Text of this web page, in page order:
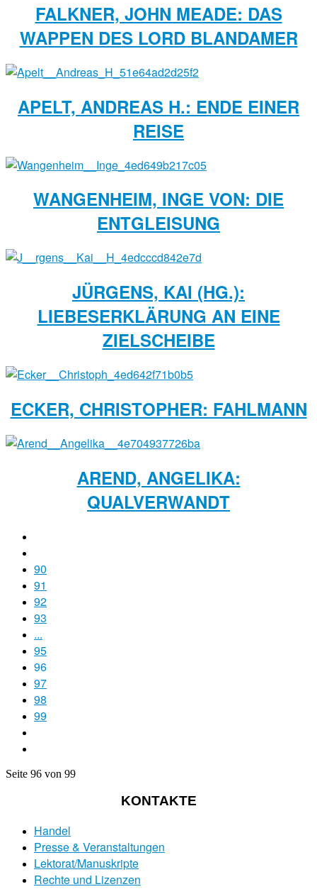
FALKNER, JOHN MEADE: DAS
WAPPEN DES LORD BLANDAMER
APELT, ANDREAS H.: ENDE EINER
REISE
WANGENHEIM, INGE VON: DIE
ENTGLEISUNG
JÜRGENS, KAI (HG.):
LIEBESERKLÄRUNG AN EINE
ZIELSCHEIBE
ECKER, CHRISTOPHER: FAHLMANN
AREND, ANGELIKA:
QUALVERWANDT
90
91
92
93
...
95
96
97
98
99
Seite 96 von 99
KONTAKTE
Handel
Presse & Veranstaltungen
Lektorat/Manuskripte
Rechte und Lizenzen